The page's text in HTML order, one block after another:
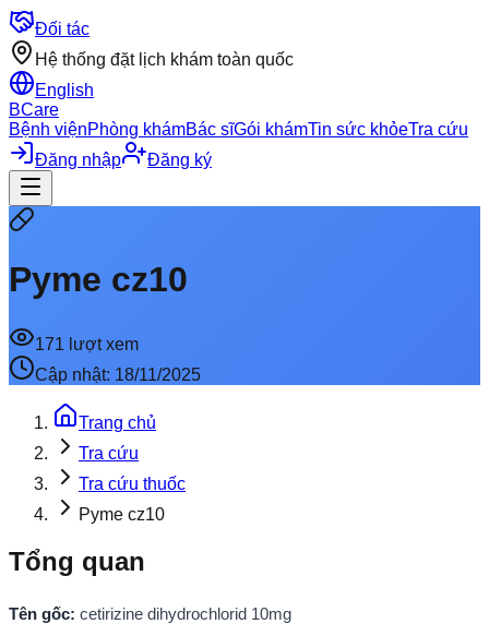
Đối tác
Hệ thống đặt lịch khám toàn quốc
English
BCare
Bệnh việnPhòng khámBác sĩGói khámTin sức khỏeTra cứu
Đăng nhập
Đăng ký
Pyme cz10
171 lượt xem
Cập nhật: 18/11/2025
Trang chủ
Tra cứu
Tra cứu thuốc
Pyme cz10
Tổng quan
Tên gốc: cetirizine dihydrochlorid 10mg